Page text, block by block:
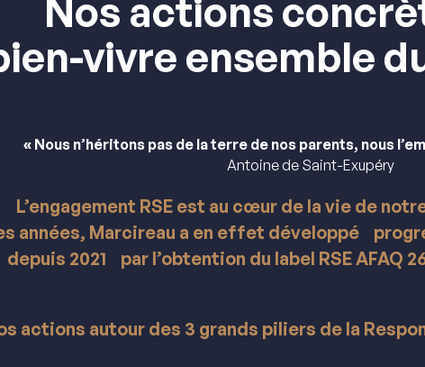
Nos actions
vivre ensemble
« Nous n’héritons pas de la terre de nos parents, nous
Antoine de Saint-Exupéry
L’engagement RSE est au cœur de la vie de
années, Marcireau a en effet développé
depuis 2021 par l’obtention du label RSE AFAQ
actions autour des 3 grands piliers de la